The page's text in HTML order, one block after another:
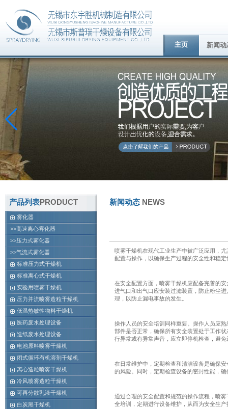
主页 新闻动
产品列表PRODUCT
雾化器
>>高速离心雾化器
>>压力式雾化器
>>气流式雾化器
标准压力式干燥机
标准离心式干燥机
实验用喷雾干燥机
压力并流喷雾造粒干燥机
低温热敏性物料干燥机
医药废水处理设备
造纸废水处理设备
电池原料喷雾干燥机
闭式循环有机溶剂干燥机
离心造粒喷雾干燥机
冷风喷雾造粒干燥机
可再分散乳液干燥机
白炭黑干燥机
新闻动态 NEWS
喷雾干燥机在现代工业生产中被广泛应用，
配置与操作，以确保生产过程的安全性和稳定
在安全配置方面，喷雾干燥机应配备完善的
进气口和出气口应安装过滤装置，防止粉尘
理，以防止漏电事故的发生。
操作人员的安全培训同样重要。操作人员应
部件是否正常，确保所有安全装置处于工作
行异常或有异常声音，应立即停机检查，避
在日常维护中，定期检查和清洁设备是确保
的风险。同时，定期检查设备的密封性能，
通过合理的安全配置和规范的操作流程，喷
全培训，定期进行设备维护，从而为安全生